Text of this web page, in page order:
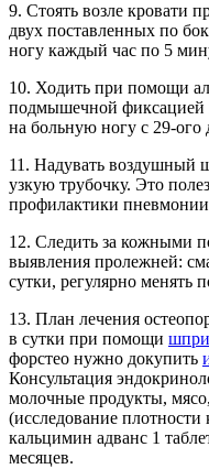
9. Стоять возле кровати
двух поставленных по
ногу каждый час по 5
10. Ходить при помощи
подмышечной фиксацией
на больную ногу с 29-ого
11. Надувать воздушный
узкую трубочку. Это
профилактики
12. Следить за кожными
выявления пролежней:
сутки, регулярно менять
13. План лечения
в сутки при помощи
форстео нужно докупить
Консультация
молочные продукты,
(исследование
кальцимин адванс 1
месяцев.